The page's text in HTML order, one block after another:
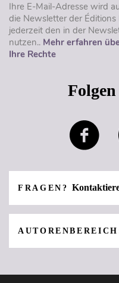
Ihre E-Mail-Adresse wird
die Newsletter der Éditions
jederzeit den in der
nutzen.. Mehr erfahren
Ihre Rechte
FRAGEN?